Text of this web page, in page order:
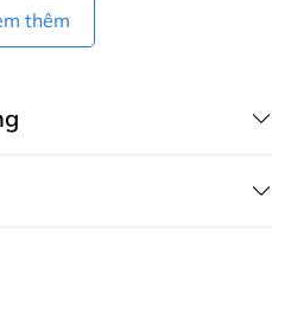
thêm
VIỆT có dịch vụ giao hàng tận